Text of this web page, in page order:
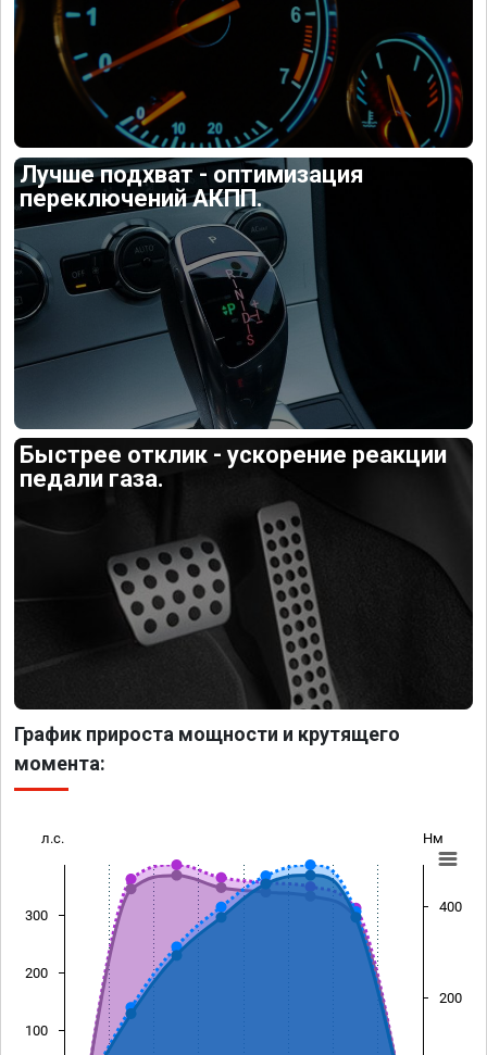
Лучше подхват - оптимизация
переключений АКПП.
Быстрее отклик - ускорение реакции
педали газа.
График прироста мощности и крутящего
момента:
л.с. Нм
100
200
300
200
400